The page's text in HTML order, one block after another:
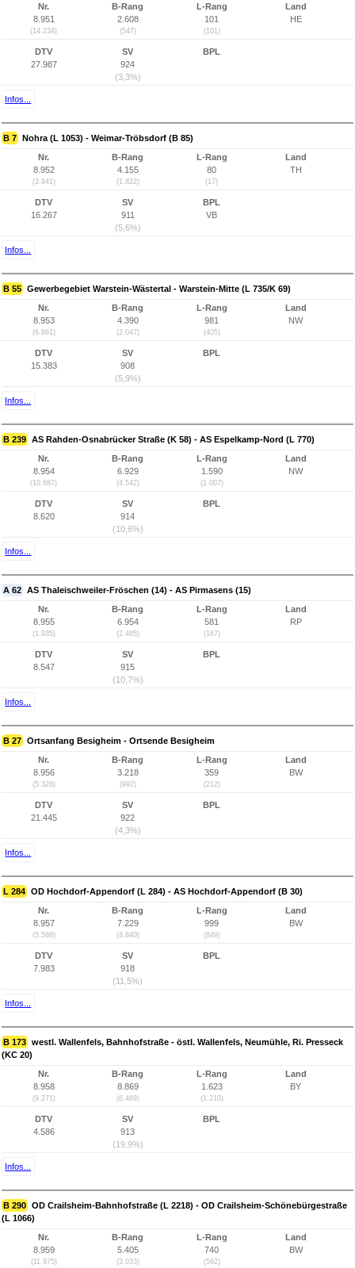
Nr.
8.951
(14.234)
B-Rang
2.608
(547)
L-Rang
101
(101)
Land
HE
DTV
27.987
SV
924
(3,3%)
BPL
Infos...
B 7 Nohra (L 1053) - Weimar-Tröbsdorf (B 85)
Nr.
8.952
(3.941)
B-Rang
4.155
(1.822)
L-Rang
80
(17)
Land
TH
DTV
16.267
SV
911
(5,6%)
BPL
VB
Infos...
B 55 Gewerbegebiet Warstein-Wästertal - Warstein-Mitte (L 735/K 69)
Nr.
8.953
(6.861)
B-Rang
4.390
(2.047)
L-Rang
981
(405)
Land
NW
DTV
15.383
SV
908
(5,9%)
BPL
Infos...
B 239 AS Rahden-Osnabrücker Straße (K 58) - AS Espelkamp-Nord (L 770)
Nr.
8.954
(10.687)
B-Rang
6.929
(4.542)
L-Rang
1.590
(1.007)
Land
NW
DTV
8.620
SV
914
(10,6%)
BPL
Infos...
A 62 AS Thaleischweiler-Fröschen (14) - AS Pirmasens (15)
Nr.
8.955
(1.935)
B-Rang
6.954
(2.485)
L-Rang
581
(167)
Land
RP
DTV
8.547
SV
915
(10,7%)
BPL
Infos...
B 27 Ortsanfang Besigheim - Ortsende Besigheim
Nr.
8.956
(5.328)
B-Rang
3.218
(992)
L-Rang
359
(212)
Land
BW
DTV
21.445
SV
922
(4,3%)
BPL
Infos...
L 284 OD Hochdorf-Appendorf (L 284) - AS Hochdorf-Appendorf (B 30)
Nr.
8.957
(5.588)
B-Rang
7.229
(4.840)
L-Rang
999
(849)
Land
BW
DTV
7.983
SV
918
(11,5%)
BPL
Infos...
B 173 westl. Wallenfels, Bahnhofstraße - östl. Wallenfels, Neumühle, Ri. Presseck
(KC 20)
Nr.
8.958
(9.271)
B-Rang
8.869
(6.469)
L-Rang
1.623
(1.210)
Land
BY
DTV
4.586
SV
913
(19,9%)
BPL
Infos...
B 290 OD Crailsheim-Bahnhofstraße (L 2218) - OD Crailsheim-Schönebürgestraße
(L 1066)
Nr.
8.959
(11.975)
B-Rang
5.405
(3.033)
L-Rang
740
(592)
Land
BW